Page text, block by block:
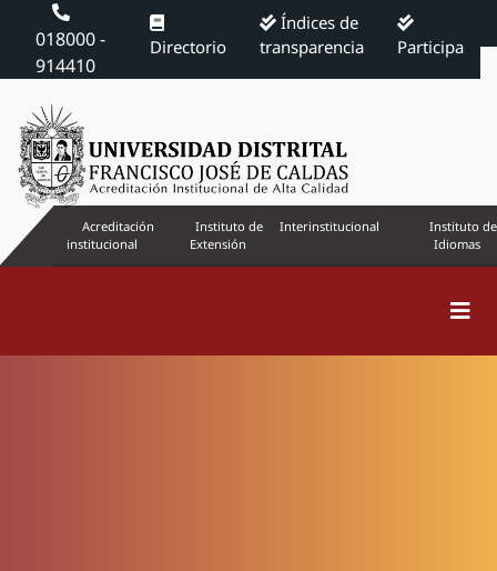
018000 -
914410
Directorio
Índices de
transparencia
Participa
Acreditación
institucional
Instituto de
Extensión
Interinstitucional
Instituto de
Idiomas